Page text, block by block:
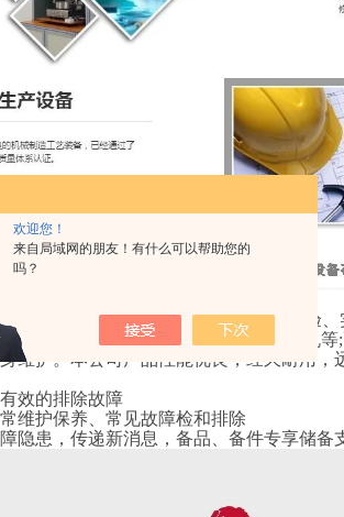
欢迎您！
来自局域网的朋友！有什么可以帮助您的
吗？
，提供设备解決方案(设备选型、产品试验
通报
;设备相关指导、安装、调试、试机
维护。本公司产品性能优良，经久耐用
效的排除故障
维护保养、常见故障检和排除
隐患，传递新消息，备品、备件专享储备